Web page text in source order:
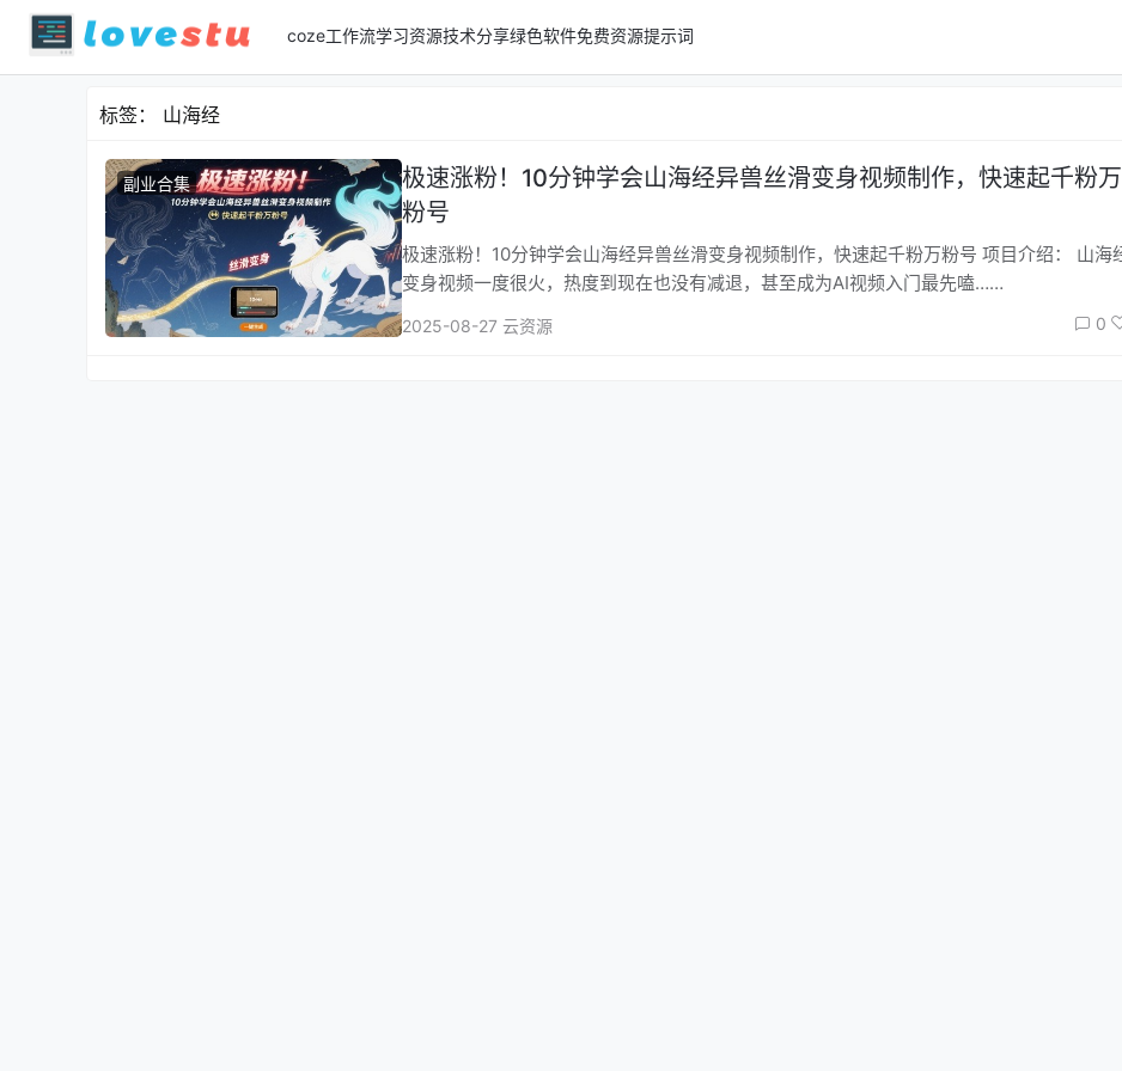
coze工作流学习资源技术分享绿色软件免费资源提示词
标签： 山海经
副业合集
极速涨粉！10分钟学会山海经异兽丝滑变身视频制作，快速起千粉万
粉号
极速涨粉！10分钟学会山海经异兽丝滑变身视频制作，快速起千粉万粉号 项目介绍： 山海经
变身视频一度很火，热度到现在也没有减退，甚至成为AI视频入门最先嗑……
2025-08-27 云资源 0